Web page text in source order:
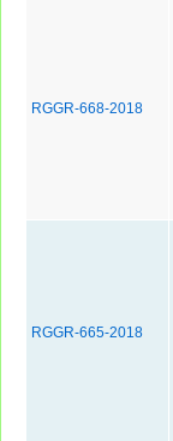
RGGR-668-2018
RGGR-665-2018